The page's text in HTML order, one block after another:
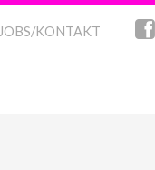
KONTAKT